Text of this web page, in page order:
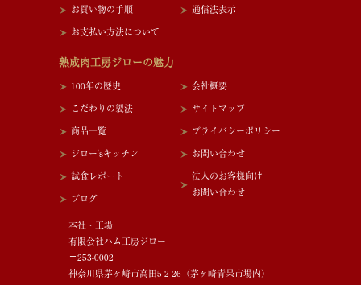
お買い物の手順
お支払い方法について
通信法表示
熟成肉工房ジローの魅力
100年の歴史
こだわりの製法
商品一覧
ジロー'sキッチン
試食レポート
ブログ
会社概要
サイトマップ
プライバシーポリシー
お問い合わせ
法人のお客様向け
お問い合わせ
本社・工場
有限会社ハム工房ジロー
〒253-0002
神奈川県茅ヶ崎市高田5-2-26（茅ヶ崎青果市場内）